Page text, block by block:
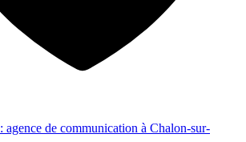
: agence de communication à Chalon-sur-